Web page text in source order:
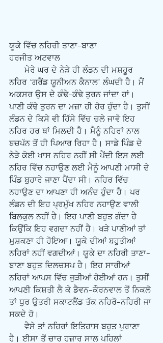
ਯੂਕੇ ਵਿੱਚ ਨਹਿਰੀ ਤਾਣਾ-ਬਾਣਾ
ਹਰਜੀਤ ਅਟਵਾਲ
ਨਹਿਰ ‘ਗਰੈਂਡ ਯੂਨੀਅਨ ਕੈਨਾਲ’ ਲੰਘਦੀ ਹੈ। ਮੈਂ
ਅਕਸਰ ਉਸ ਦੇ ਕੰਢੇ-ਕੰਢੇ ਤੁਰਨ ਜਾਂਦਾ ਹਾਂ।
ਪਾਣੀ ਕੰਢੇ ਤੁਰਨ ਦਾ ਮਜ਼ਾ ਹੀ ਹੋਰ ਹੁੰਦਾ ਹੈ। ਤੁਸੀਂ
ਲੰਡਨ ਦੇ ਕਿਸੇ ਵੀ ਹਿੱਸੇ ਵਿੱਚ ਚਲੇ ਜਾਵੋ ਇਹ
ਨਹਿਰ ਹਰ ਥਾਂ ਮਿਲਦੀ ਹੈ। ਮੈਨੂੰ ਨਹਿਰਾਂ ਨਾਲ
ਬਚਪੱਨ ਤੋਂ ਹੀ ਪਿਆਰ ਰਿਹਾ ਹੈ। ਸਾਡੇ ਪਿੰਡ ਦੇ
ਨੇੜੇ ਕੋਈ ਖਾਸ ਨਹਿਰ ਨਹੀਂ ਸੀ ਪੈਂਦੀ ਇਸ ਲਈ
ਨਹਿਰ ਵਿੱਚ ਨਹਾਉਣ ਲਈ ਮੈਨੂੰ ਆਪਣੀ ਮਾਸੀ ਦੇ
ਪਿੰਡ ਬੁਹਾਰੇ ਜਾਣਾ ਪੈਂਦਾ ਸੀ। ਨਹਿਰ ਵਿੱਚ
ਨਹਾਉਣ ਦਾ ਆਪਣਾ ਹੀ ਅਨੰਦ ਹੁੰਦਾ ਹੈ। ਪਰ
ਲੰਡਨ ਦੀ ਇਹ ਪ੍ਰਮੁੱਖ ਨਹਿਰ ਨਹਾਉਣ ਵਾਲੀ
ਬਿਲਕੁਲ ਨਹੀਂ ਹੈ। ਇਹ ਪਾਣੀ ਬਹੁਤ ਗੰਦਾ ਹੈ
ਕਿਉਂਕਿ ਇਹ ਵਗਦਾ ਨਹੀਂ ਹੈ। ਖੜੇ ਪਾਣੀਆਂ ਤਾਂ
ਮੁਸ਼ਕਣਾ ਹੀ ਹੋਇਆ। ਯੂਕੇ ਦੀਆਂ ਬਹੁਤੀਆਂ
ਨਹਿਰਾਂ ਨਹੀਂ ਵਗਦੀਆਂ। ਯੂਕੇ ਦਾ ਨਹਿਰੀ ਤਾਣਾ-
ਬਾਣਾ ਬਹੁਤ ਦਿਲਚਸਪ ਹੈ। ਇਹ ਸਾਰੀਆਂ
ਨਹਿਰਾਂ ਆਪਸ ਵਿੱਚ ਜੁੜੀਆਂ ਹੋਈਆਂ ਹਨ। ਤੁਸੀਂ
ਆਪਣੀ ਕਿਸ਼ਤੀ ਲੈ ਕੇ ਡੈਵਨ-ਕੌਰਨਵਾਲ ਤੋਂ ਨਿਕਲੋ
ਤਾਂ ਧੁਰ ਉਤਰੀ ਸਕਾਟਲੈਂਡ ਤੱਕ ਨਹਿਰੋ-ਨਹਿਰੀ ਜਾ
ਸਕਦੇ ਹੋ।
ਹੈ। ਈਸਾ ਤੋਂ ਚਾਰ ਹਜ਼ਾਰ ਸਾਲ ਪਹਿਲਾਂ